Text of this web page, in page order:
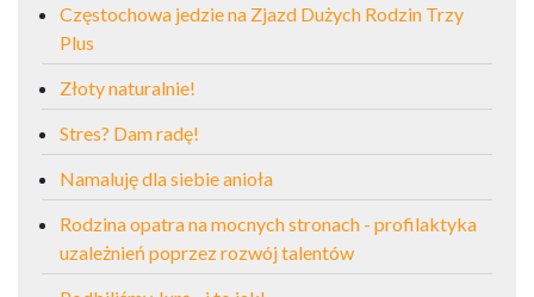
Częstochowa jedzie na Zjazd Dużych Rodzin Trzy
Plus
Złoty naturalnie!
Stres? Dam radę!
Namaluję dla siebie anioła
Rodzina opatra na mocnych stronach - profilaktyka
uzależnień poprzez rozwój talentów